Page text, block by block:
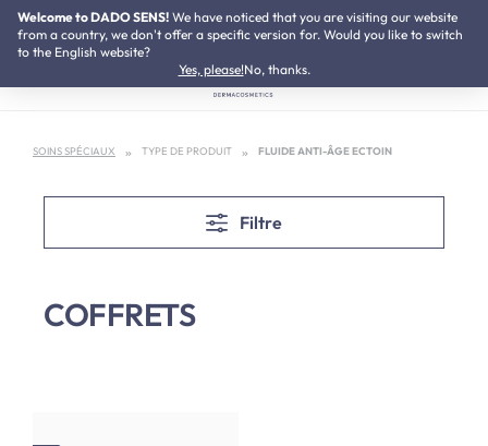
Passer au contenu principal
Welcome to DADO SENS! We have noticed that you are visiting our website
from a country, we don't offer a specific version for. Would you like to switch
to the English website?
Yes, please!No, thanks.
NOVEAU :Kit de Neurodermite
SOINS SPÉCIAUX TYPE DE PRODUIT FLUIDE ANTI-ÂGE ECTOIN
Filtre
COFFRETS